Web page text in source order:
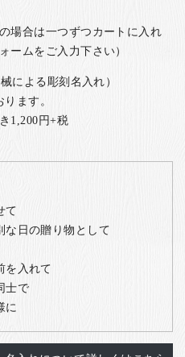
場合は一つずつカートに入れ
ームをご入力下さい）
による彫刻名入れ）
ます。
1,200円+税
て
な日の贈り物として
を入れて
士で
に